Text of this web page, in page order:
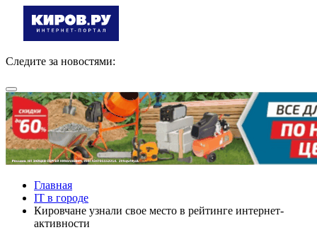
Следите за новостями:
Главная
IT в городе
Кировчане узнали свое место в рейтинге интернет-
активности